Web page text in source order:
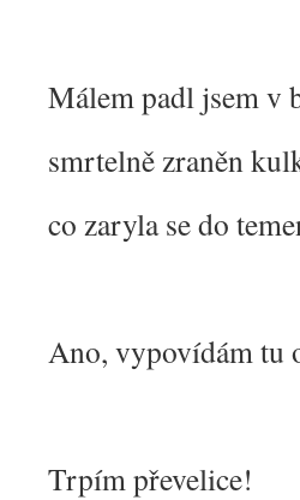
Málem padl jsem v
smrtelně zraněn
co zaryla se do
Ano, vypovídám tu
Trpím převelice!